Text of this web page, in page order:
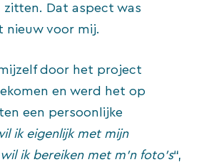
zitten. Dat aspect was
nieuw voor mij.
door het project
en werd het op
een persoonlijke
ik eigenlijk met mijn
ik bereiken met m’n foto’s“,